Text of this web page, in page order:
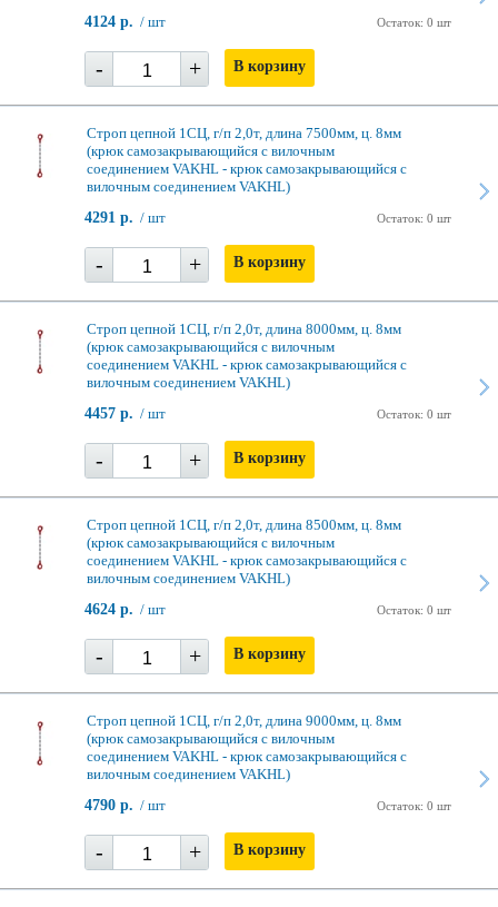
Остаток: 0 шт
4124 р. / шт
- + В корзину
Строп цепной 1СЦ, г/п 2,0т, длина 7500мм, ц. 8мм
(крюк самозакрывающийся с вилочным
соединением VAKHL - крюк самозакрывающийся с
вилочным соединением VAKHL)
Остаток: 0 шт
4291 р. / шт
- + В корзину
Строп цепной 1СЦ, г/п 2,0т, длина 8000мм, ц. 8мм
(крюк самозакрывающийся с вилочным
соединением VAKHL - крюк самозакрывающийся с
вилочным соединением VAKHL)
Остаток: 0 шт
4457 р. / шт
- + В корзину
Строп цепной 1СЦ, г/п 2,0т, длина 8500мм, ц. 8мм
(крюк самозакрывающийся с вилочным
соединением VAKHL - крюк самозакрывающийся с
вилочным соединением VAKHL)
Остаток: 0 шт
4624 р. / шт
- + В корзину
Строп цепной 1СЦ, г/п 2,0т, длина 9000мм, ц. 8мм
(крюк самозакрывающийся с вилочным
соединением VAKHL - крюк самозакрывающийся с
вилочным соединением VAKHL)
Остаток: 0 шт
4790 р. / шт
- + В корзину